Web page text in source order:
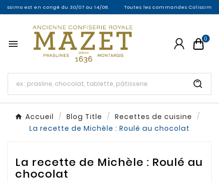
est en congé du 30/07 au 14/08. Toutes les commandes Colissimo entre
 0
Accueil Blog Title
Recettes de cuisine
La recette de Michèle : Roulé au chocolat
La recette de Michèle : Roulé au
chocolat